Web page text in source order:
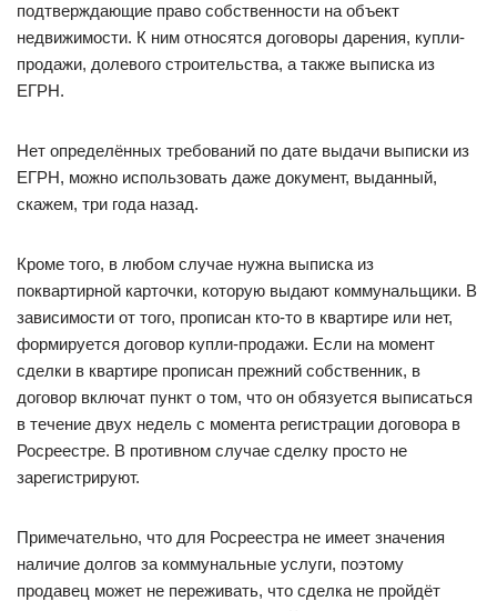
подтверждающие право собственности на объект
недвижимости. К ним относятся договоры дарения, купли-
продажи, долевого строительства, а также выписка из
ЕГРН.
Нет определённых требований по дате выдачи выписки из
ЕГРН, можно использовать даже документ, выданный,
скажем, три года назад.
Кроме того, в любом случае нужна выписка из
поквартирной карточки, которую выдают коммунальщики. В
зависимости от того, прописан кто-то в квартире или нет,
формируется договор купли-продажи. Если на момент
сделки в квартире прописан прежний собственник, в
договор включат пункт о том, что он обязуется выписаться
в течение двух недель с момента регистрации договора в
Росреестре. В противном случае сделку просто не
зарегистрируют.
Примечательно, что для Росреестра не имеет значения
наличие долгов за коммунальные услуги, поэтому
продавец может не переживать, что сделка не пройдёт